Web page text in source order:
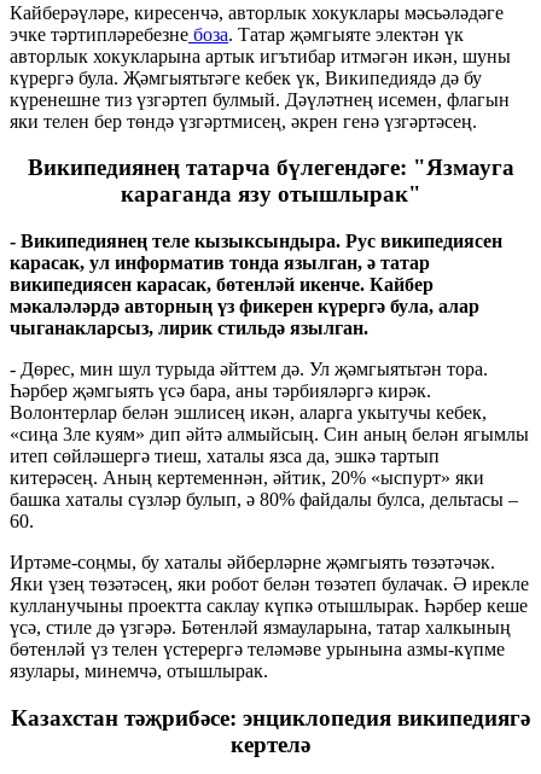
Кайберәүләре, киресенчә, авторлык хокуклары мәсьәләдәге
эчке тәртипләребезне боза. Татар җәмгыяте электән үк
авторлык хокукларына артык игътибар итмәгән икән, шуны
күрергә була. Җәмгыятьтәге кебек үк, Википедиядә дә бу
күренешне тиз үзгәртеп булмый. Дәүләтнең исемен, флагын
яки телен бер төндә үзгәртмисең, әкрен генә үзгәртәсең.
Википедиянең татарча бүлегендәге: "Язмауга
караганда язу отышлырак"
- Википедиянең теле кызыксындыра. Рус википедиясен
карасак, ул информатив тонда язылган, ә татар
википедиясен карасак, бөтенләй икенче. Кайбер
мәкаләләрдә авторның үз фикерен күрергә була, алар
чыганакларсыз, лирик стильдә язылган.
- Дөрес, мин шул турыда әйттем дә. Ул җәмгыятьтән тора.
Һәрбер җәмгыять үсә бара, аны тәрбияләргә кирәк.
Волонтерлар белән эшлисең икән, аларга укытучы кебек,
«сиңа 3ле куям» дип әйтә алмыйсың. Син аның белән ягымлы
итеп сөйләшергә тиеш, хаталы язса да, эшкә тартып
китерәсең. Аның кертеменнән, әйтик, 20% «ыспурт» яки
башка хаталы сүзләр булып, ә 80% файдалы булса, дельтасы –
60.
Иртәме-соңмы, бу хаталы әйберләрне җәмгыять төзәтәчәк.
Яки үзең төзәтәсең, яки робот белән төзәтеп булачак. Ә ирекле
кулланучыны проектта саклау күпкә отышлырак. Һәрбер кеше
үсә, стиле дә үзгәрә. Бөтенләй язмауларына, татар халкының
бөтенләй үз телен үстерергә теләмәве урынына азмы-күпме
язулары, минемчә, отышлырак.
Казахстан тәҗрибәсе: энциклопедия википедиягә
кертелә